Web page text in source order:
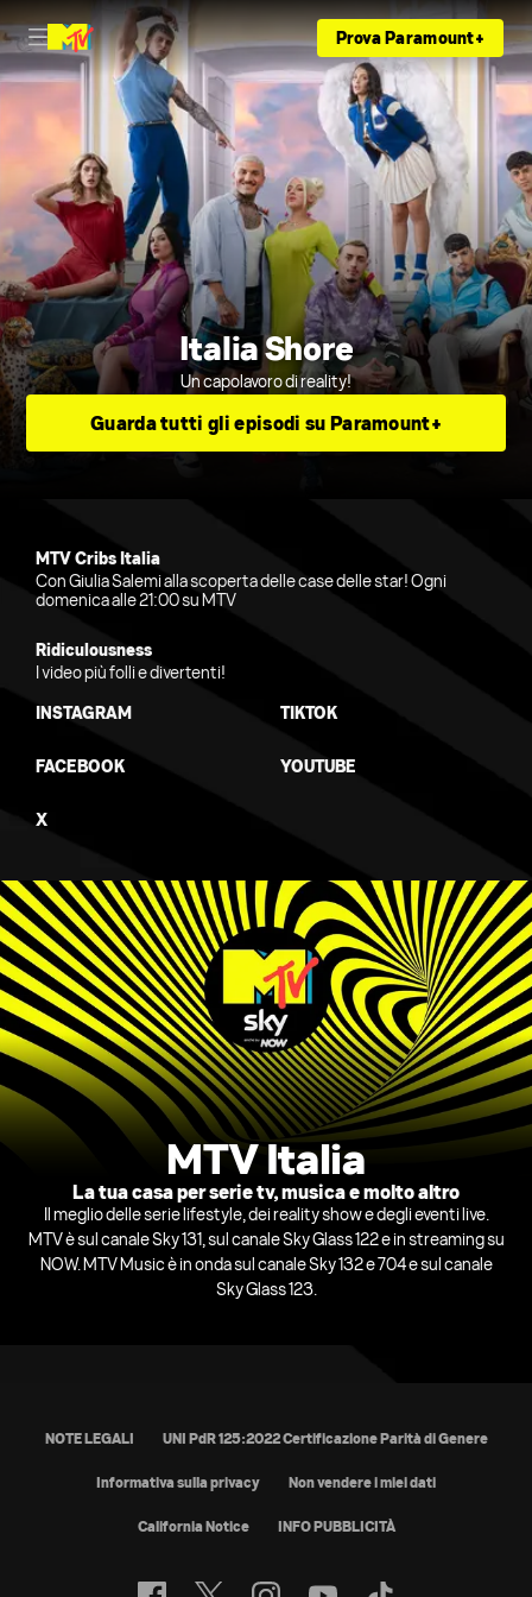
Prova Paramount+
Italia Shore
Un capolavoro di reality!
Guarda tutti gli episodi su Paramount+
MTV Cribs Italia
Con Giulia Salemi alla scoperta delle case delle star! Ogni
domenica alle 21:00 su MTV
Ridiculousness
I video più folli e divertenti!
INSTAGRAM TIKTOK
FACEBOOK YOUTUBE
X
MTV Italia
La tua casa per serie tv, musica e molto altro
Il meglio delle serie lifestyle, dei reality show e degli eventi live.
MTV è sul canale Sky 131, sul canale Sky Glass 122 e in streaming su
NOW. MTV Music è in onda sul canale Sky 132 e 704 e sul canale
Sky Glass 123.
NOTE LEGALI UNI PdR 125:2022 Certificazione Parità di Genere